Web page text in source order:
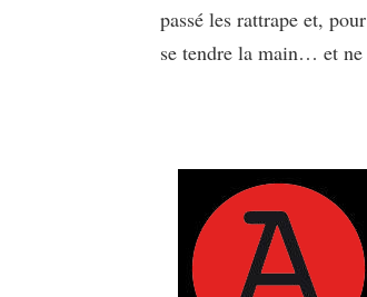
passé les rattrape et,
se tendre la main… et ne